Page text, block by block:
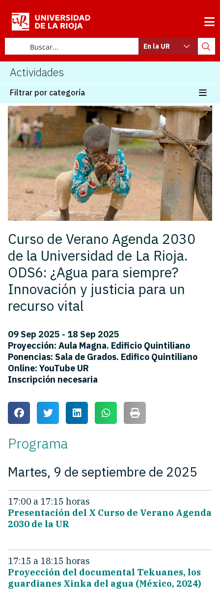
En la UR
Actividades
Filtrar por categoría
Curso de Verano Agenda 2030
de la Universidad de La Rioja.
ODS6: ¿Agua para siempre?
Innovación y justicia para un
recurso vital
09 Sep 2025 - 18 Sep 2025
Proyección: Aula Magna. Edificio Quintiliano
Ponencias: Sala de Grados. Edifico Quintiliano
Online: YouTube UR
Inscripción necesaria
Programa
Martes, 9 de septiembre de 2025
17:00 a 17:15 horas
Presentación del X Curso de Verano Agenda
2030 de la UR
17:15 a 18:15 horas
Proyección del documental Tekuanes, los
guardianes Xinka del agua (México, 2024)